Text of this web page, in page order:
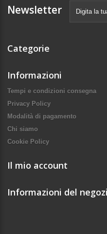
Newsletter
Categorie
Informazioni
Tempi e condizioni consegna
Privacy Policy
Modalità di pagamento
Chi siamo
Cookie Policy
Il mio account
Informazioni del